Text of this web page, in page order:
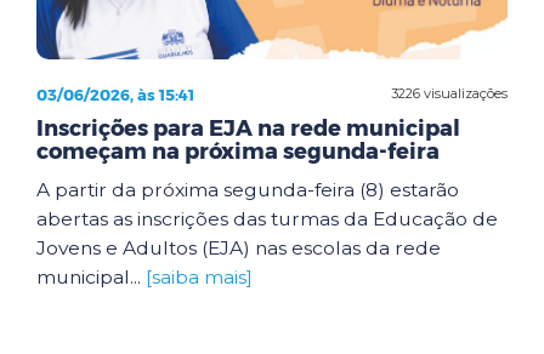
3226 visualizações
03/06/2026, às 15:41
Inscrições para EJA na rede municipal
começam na próxima segunda-feira
A partir da próxima segunda-feira (8) estarão
abertas as inscrições das turmas da Educação de
Jovens e Adultos (EJA) nas escolas da rede
municipal... [saiba mais]